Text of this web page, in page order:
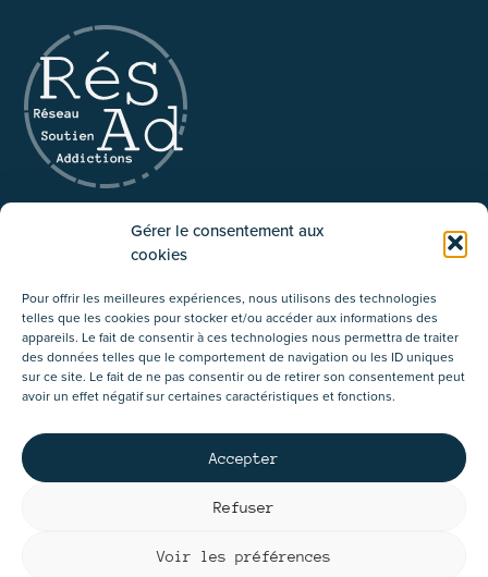
Gérer le consentement aux
cookies
Pour offrir les meilleures expériences, nous utilisons des technologies
telles que les cookies pour stocker et/ou accéder aux informations des
appareils. Le fait de consentir à ces technologies nous permettra de traiter
des données telles que le comportement de navigation ou les ID uniques
sur ce site. Le fait de ne pas consentir ou de retirer son consentement peut
avoir un effet négatif sur certaines caractéristiques et fonctions.
Accepter
Refuser
Voir les préférences
Réseau pluridisciplinaire d’accompagnement
et de soutien aux addictions asbl
Rue du Tabellion 64
1050 Ixelles
Résad asbl - Service agréé par la
Politique de confidentialité –Politique des cookies